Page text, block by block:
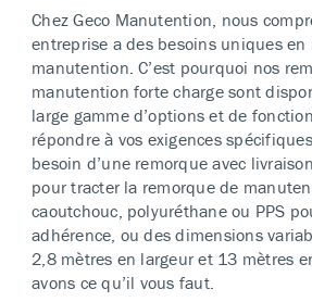
Chez Geco Manutention, nous
entreprise a des besoins uniques en
manutention. C’est pourquoi nos
manutention forte charge sont
large gamme d’options et de
répondre à vos exigences
besoin d’une remorque avec
pour tracter la remorque de
caoutchouc, polyuréthane ou PPS
adhérence, ou des dimensions
2,8 mètres en largeur et 13 mètres
avons ce qu’il vous faut.